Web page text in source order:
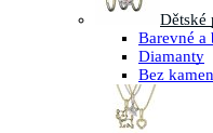
Dětské
Barevné
Diamanty
Bez